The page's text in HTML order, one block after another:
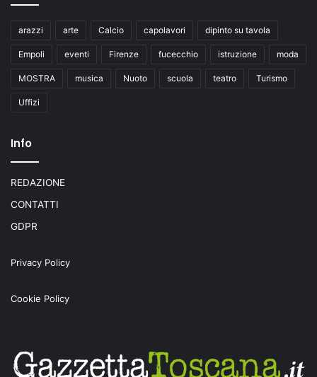
arazzi arte Calcio capolavori dipinto su tavola
Empoli eventi Firenze fucecchio istruzione moda
MOSTRA musica Nuoto scuola teatro Turismo
Uffizi
Info
REDAZIONE
CONTATTI
GDPR
Privacy Policy
Cookie Policy